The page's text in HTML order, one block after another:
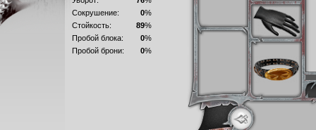
Сокрушение:
0%
Стойкость:
89%
Пробой блока:
0%
Пробой брони:
0%